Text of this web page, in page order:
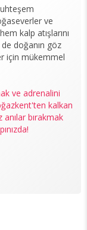
ve
kalp atışlarını
de doğanın göz
için mükemmel
ve adrenalini
kalkan
bırakmak